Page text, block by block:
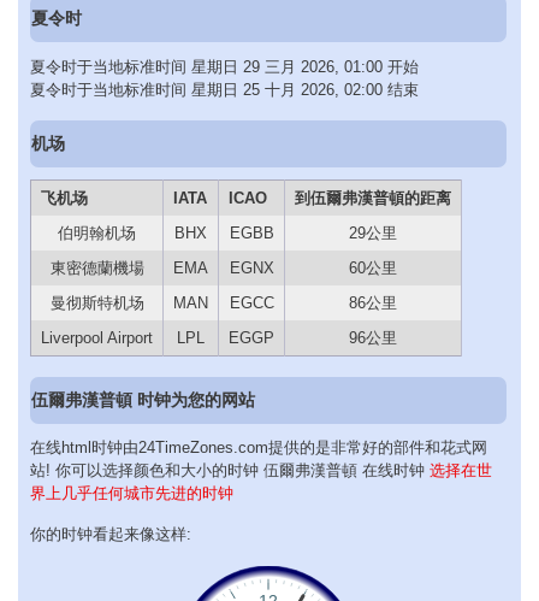
夏令时
夏令时于当地标准时间 星期日 29 三月 2026, 01:00 开始
夏令时于当地标准时间 星期日 25 十月 2026, 02:00 结束
机场
飞机场 IATA ICAO
到伍爾弗漢普頓的距离
伯明翰机场
BHX EGBB
29公里
東密德蘭機場
EMA EGNX
60公里
曼彻斯特机场
MAN EGCC
86公里
Liverpool Airport
LPL EGGP 96公里
伍爾弗漢普頓 时钟为您的网站
在线html时钟由24TimeZones.com提供的是非常好的部件和花式网
站! 你可以选择颜色和大小的时钟 伍爾弗漢普頓 在线时钟 选择在世
界上几乎任何城市先进的时钟
你的时钟看起来像这样: